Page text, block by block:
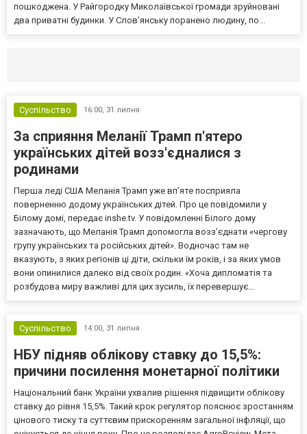
пошкоджена. У Райгородку Миколаївської громади зруйновані
два приватні будинки. У Слов’янську поранено людину, по...
Суспільство 16:00, 31 липня
За сприяння Меланії Трамп п'ятеро
українських дітей возз'єдналися з
родинами
Перша леді США Меланія Трамп уже впʼяте посприяла
поверненню додому українських дітей. Про це повідомили у
Білому домі, передає inshe.tv. У повідомленні Білого дому
зазначають, що Меланія Трамп допомогла возз’єднати «чергову
групу українських та російських дітей». Водночас там не
вказують, з яких регіонів ці діти, скільки їм років, і за яких умов
вони опинилися далеко від своїх родин. «Хоча дипломатія та
розбудова миру важливі для цих зусиль, їх перевершує...
Суспільство 14:00, 31 липня
НБУ підняв облікову ставку до 15,5%:
причини посилення монетарної політики
Національний банк України ухвалив рішення підвищити облікову
ставку до рівня 15,5%. Такий крок регулятор пояснює зростанням
цінового тиску та суттєвим прискоренням загальної інфляції, що